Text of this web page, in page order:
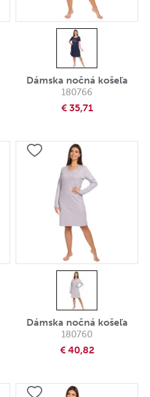
Dámska nočná košeľa
180766
€ 35,71
Dámska nočná košeľa
180760
€ 40,82